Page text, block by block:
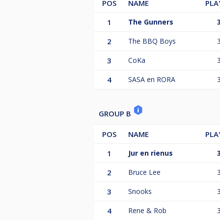
kwalificeren. Binnen de
Hoofdtoernooi in Den Haag
resultaten van de kwalificatie.
De poulewedstrijden bestaan uit
POS NAME
1
The Gunners 3
2 The BBQ Boys 3
3 CoKa 3
4 SASA en RORA 3
GROUP B
POS NAME
1
Jur en rienus 3
2 Bruce Lee 3
3 Snooks 3
4 Rene & Rob 3